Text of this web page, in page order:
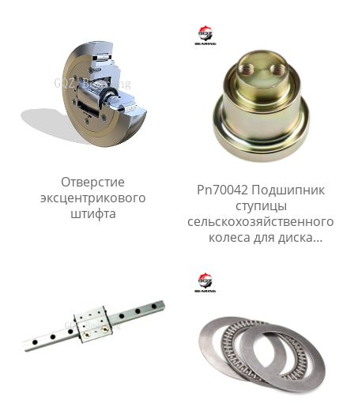
Отверстие
эксцентрикового
штифта
Pn70042 Подшипник
ступицы
сельскохозяйственного
колеса для диска